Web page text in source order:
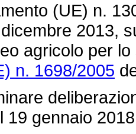
(UE) n.
2013,
agricolo per
n. 1698/2005
19 gennaio